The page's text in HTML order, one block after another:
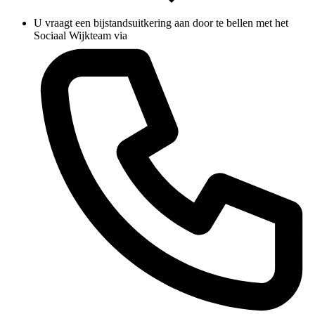
U vraagt een bijstandsuitkering aan door te bellen met het
Sociaal Wijkteam via